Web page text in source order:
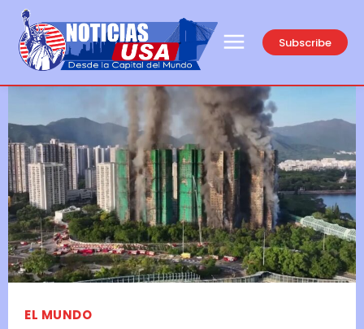
Subscribe
EL MUNDO